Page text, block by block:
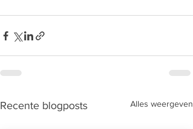
Recente blogposts Alles weergeven